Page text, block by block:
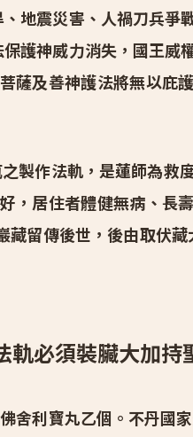
地震災害、人禍刀兵爭
護神威力消失，國王威
薩及善神護法將無以庇
製作法軌，是蓮師為救
，居住者體健無病、長
藏留傳後世，後由取伏
軌必須裝臟大加持
舍利寶丸乙個。不丹國